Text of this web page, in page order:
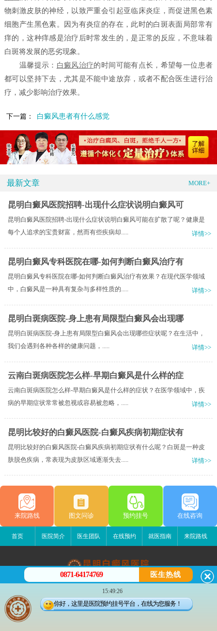
物刺激皮肤的神经，以致严重会引起亚临床炎症，而促进黑色素
细胞产生黑色素。因为有炎症的存在，此时的白斑表面局部常有
痒的，这种痒感是治疗后时常发生的，是正常的反应，不意味着
白斑将发展的恶劣现象。
温馨提示： 白癜风治疗的时间可能有点长，希望每一位患者
都可以坚持下去，尤其是不能中途放弃，或者不配合医生进行治
疗，减少影响治疗效果。
下一篇： 白癜风患者有什么感觉
最新文章 MORE+
昆明白癜风医院招聘-出现什么症状说明白癜风可
昆明白癜风医院招聘-出现什么症状说明白癜风可能在扩散了呢？健康是
每个人追求的宝贵财富，然而有些疾病却.....
详情>>
昆明白癜风专科医院在哪-如何判断白癜风治疗有
昆明白癜风专科医院在哪-如何判断白癜风治疗有效果？在现代医学领域
中，白癜风是一种具有复杂与多样性质的.....
详情>>
昆明白斑病医院-身上患有局限型白癜风会出现哪
昆明白斑病医院-身上患有局限型白癜风会出现哪些症状呢？​在生活中，
我们会遇到各种各样的健康问题，.....
详情>>
云南白斑病医院怎么样-早期白癜风是什么样的症
云南白斑病医院怎么样-早期白癜风是什么样的症状？在医学领域中，疾
病的早期症状常常被忽视或容易被忽略，.....
详情>>
昆明比较好的白癜风医院-白癜风疾病初期症状有
昆明比较好的白癜风医院-白癜风疾病初期症状有什么呢？白斑是一种皮
肤脱色疾病，常表现为皮肤区域逐渐失去.....
详情>>
来院路线 图文问诊 预约挂号 在线咨询
首页 医院简介 医生团队 在线预约 就医指南 来院路线
昆明白癜风医院
昆明市五华区护国路2号
版权所有：昆明白癜风医院
0871-64174769 医生热线
15:49:26
你好，这里是医院预约挂号平台，在线为您服务！